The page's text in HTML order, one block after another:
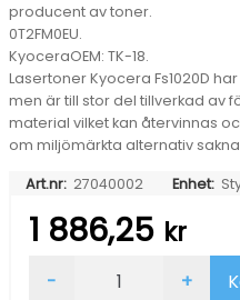
producent av toner.
0T2FM0EU.
KyoceraOEM: TK-18.
Lasertoner Kyocera Fs1020D
men är till stor del tillverkad av
material vilket kan återvinnas
om miljömärkta alternativ
Art.nr: 27040002 Enhet:
1 886,25 kr
Kyocera
- +